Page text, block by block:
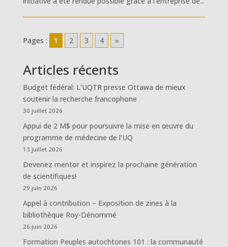
Pages : 1 2 3 4 »
Articles récents
Budget fédéral: L’UQTR presse Ottawa de mieux
soutenir la recherche francophone
30 juillet 2026
Appui de 2 M$ pour poursuivre la mise en œuvre du
programme de médecine de l’UQ
13 juillet 2026
Devenez mentor et inspirez la prochaine génération
de scientifiques!
29 juin 2026
Appel à contribution – Exposition de zines à la
bibliothèque Roy-Dénommé
26 juin 2026
Formation Peuples autochtones 101 : la communauté